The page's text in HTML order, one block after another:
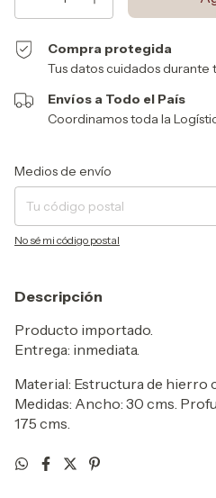
Compra protegida
Tus datos cuidados durante
Envíos a Todo el País
Coordinamos toda la
Entregas para el CP:
Medios de envío
No sé mi código postal
Descripción
Producto importado.
Entrega: inmediata.
Material: Estructura de hierro
Medidas: Ancho: 30 cms.
175 cms.